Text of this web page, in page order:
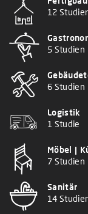
12
5 Studien
6 Studien
Logistik
1 Studie
Möbel |
7 Studien
Sanitär
14